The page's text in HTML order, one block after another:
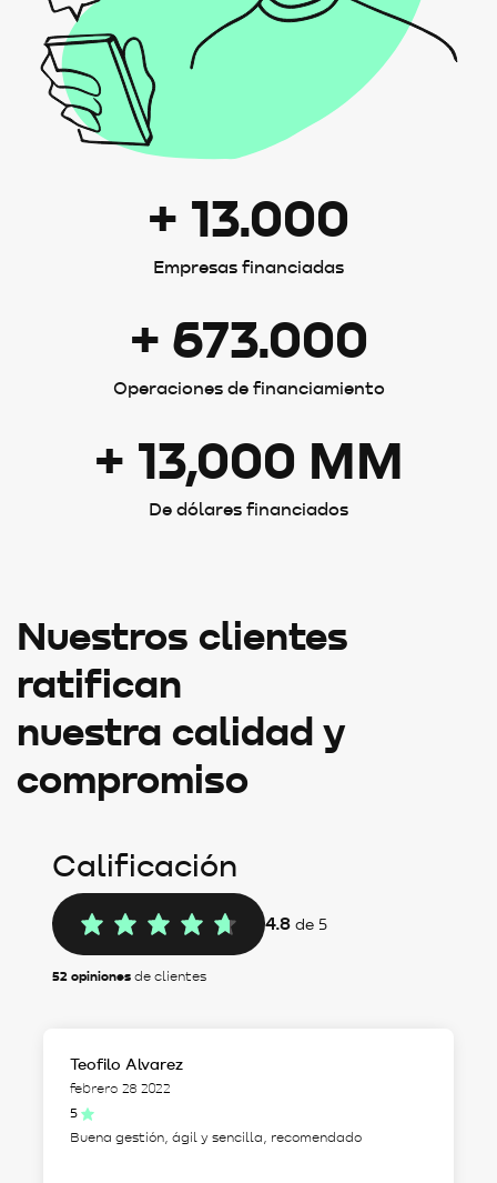
+ 13.000
Empresas financiadas
+ 673.000
Operaciones de financiamiento
+ 13,000 MM
De dólares financiados
Nuestros clientes
ratifican
nuestra calidad y
compromiso
Calificación
4.8 de 5
52 opiniones de clientes
Teofilo Alvarez
febrero 28 2022
5
Buena gestión, ágil y sencilla, recomendado